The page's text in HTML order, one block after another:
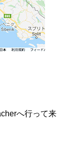
へ行って来